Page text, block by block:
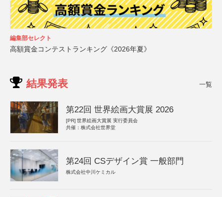
編集部セレクト
高額賞金コンテストランキング《2026年夏》
結果発表 一覧
第22回 世界絵画大賞展 2026
[PR] 世界絵画大賞展 実行委員会
共催：株式会社世界堂
第24回 CSデザイン賞 一般部門
株式会社中川ケミカル